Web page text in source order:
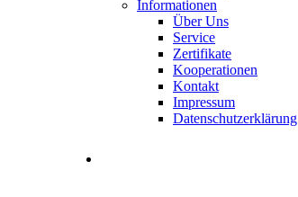
Informationen
Über Uns
Service
Zertifikate
Kooperationen
Kontakt
Impressum
Datenschutzerklärung